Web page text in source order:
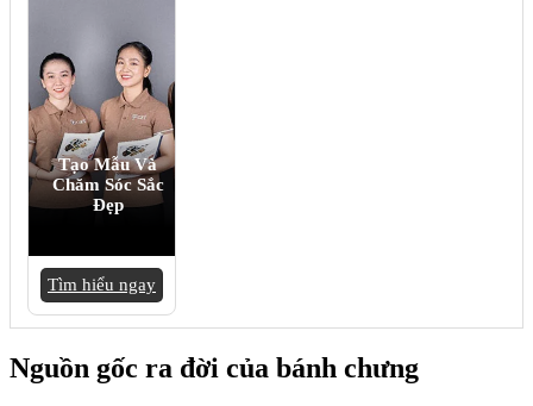
Tạo Mẫu Và
Chăm Sóc Sắc
Đẹp
Tìm hiểu ngay
Nguồn gốc ra đời của bánh chưng